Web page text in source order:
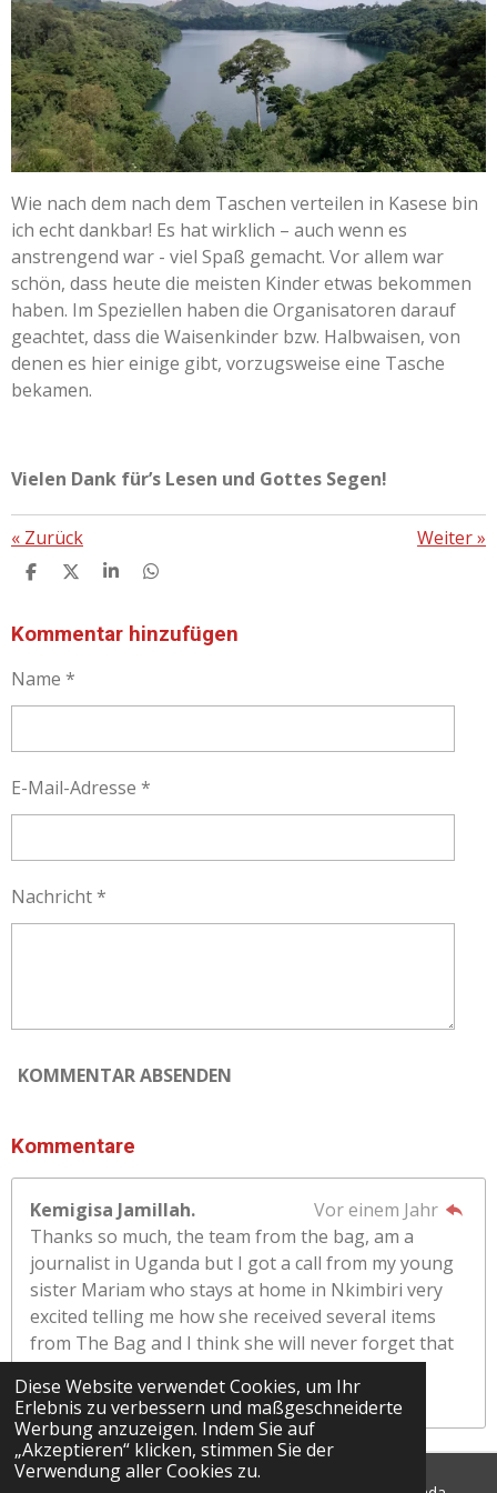
Diese Website verwendet Cookies, um Ihr
Erlebnis zu verbessern und maßgeschneiderte
Werbung anzuzeigen. Indem Sie auf
„Akzeptieren“ klicken, stimmen Sie der
Verwendung aller Cookies zu.
Wie nach dem nach dem Taschen verteilen in Kasese bin
ich echt dankbar! Es hat wirklich – auch wenn es
anstrengend war - viel Spaß gemacht. Vor allem war
schön, dass heute die meisten Kinder etwas bekommen
haben. Im Speziellen haben die Organisatoren darauf
geachtet, dass die Waisenkinder bzw. Halbwaisen, von
denen es hier einige gibt, vorzugsweise eine Tasche
bekamen.
Vielen Dank für’s Lesen und Gottes Segen!
« Zurück Weiter»
T
L
T
L
T
L
T
L
Kommentar hinzufügen
Name *
E-Mail-Adresse *
Nachricht *
KOMMENTAR ABSENDEN
Kommentare
Kemigisa Jamillah.
Vor einem Jahr
Thanks so much, the team from the bag, am a
journalist in Uganda but I got a call from my young
sister Mariam who stays at home in Nkimbiri very
excited telling me how she received several items
from The Bag and I think she will never forget that
wonderful day.
Thankyou so much The Bag, we're so grateful.